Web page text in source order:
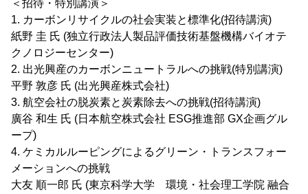
＜招待・特別講演＞
1. カーボンリサイクルの社会実装と標準化(招待講演)
紙野 圭 氏 (独立行政法人製品評価技術基盤機構バイオテ
クノロジーセンター)
2. 出光興産のカーボンニュートラルへの挑戦(特別講演)
平野 敦彦 氏 (出光興産株式会社)
3. 航空会社の脱炭素と炭素除去への挑戦(招待講演)
廣谷 和生 氏 (日本航空株式会社 ESG推進部 GX企画グル
ープ)
4. ケミカルルーピングによるグリーン・トランスフォー
メーションへの挑戦
大友 順一郎 氏 (東京科学大学 環境・社会理工学院 融合